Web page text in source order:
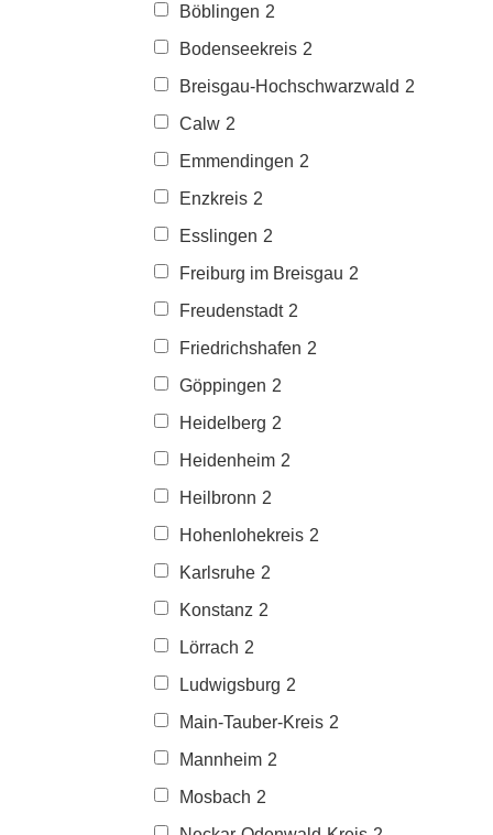
Böblingen 2
Bodenseekreis 2
Breisgau-Hochschwarzwald 2
Calw 2
Emmendingen 2
Enzkreis 2
Esslingen 2
Freiburg im Breisgau 2
Freudenstadt 2
Friedrichshafen 2
Göppingen 2
Heidelberg 2
Heidenheim 2
Heilbronn 2
Hohenlohekreis 2
Karlsruhe 2
Konstanz 2
Lörrach 2
Ludwigsburg 2
Main-Tauber-Kreis 2
Mannheim 2
Mosbach 2